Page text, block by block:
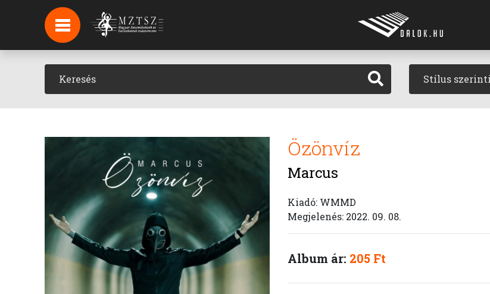
HÍREK
HÍRLEVÉL FELIRATKOZÁS
PODCAST Stílus
Özönvíz
Marcus
Kiadó: WMMD
Megjelenés: 2022. 09. 08.
Album ár: 205 Ft